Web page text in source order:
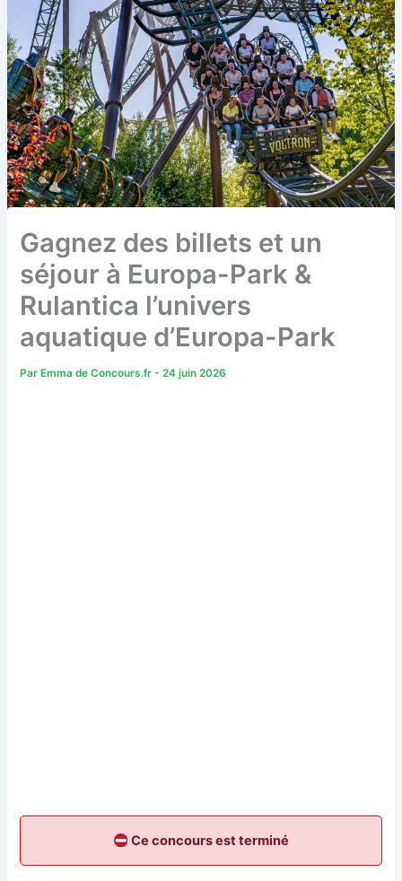
Gagnez des billets et un
séjour à Europa-Park &
Rulantica l’univers
aquatique d’Europa-Park
ParEmma de Concours.fr-24 juin 2026
Ce concours est terminé